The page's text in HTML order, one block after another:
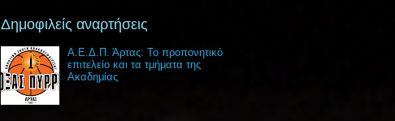
Δημοφιλείς αναρτήσεις
Α.Ε.Δ.Π. Άρτας: Το προπονητικό
επιτελείο και τα τμήματα της
Ακαδημίας